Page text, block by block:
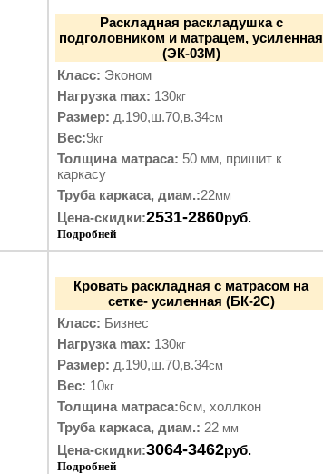
Раскладная раскладушка с
подголовником и матрацем, усиленная
(ЭК-03М)
Класс: Эконом
Нагрузка max: 130кг
Размер: д.190,ш.70,в.34см
Вес:9кг
Толщина матраса: 50 мм, пришит к
каркасу
Труба каркаса, диам.:22мм
Цена-скидки:2531-2860руб.
Подробней
Кровать раскладная с матрасом на
сетке- усиленная (БК-2С)
Класс: Бизнес
Нагрузка max: 130кг
Размер: д.190,ш.70,в.34см
Вес: 10кг
Толщина матраса:6см, холлкон
Труба каркаса, диам.: 22 мм
Цена-скидки:3064-3462руб.
Подробней